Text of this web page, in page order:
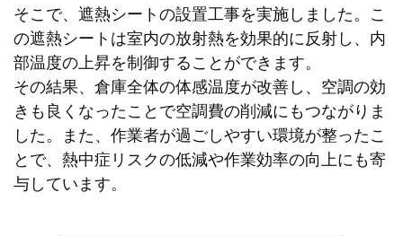
そこで、遮熱シートの設置工事を実施しました。こ
の遮熱シートは室内の放射熱を効果的に反射し、内
部温度の上昇を制御することができます。
その結果、倉庫全体の体感温度が改善し、空調の効
きも良くなったことで空調費の削減にもつながりま
した。また、作業者が過ごしやすい環境が整ったこ
とで、熱中症リスクの低減や作業効率の向上にも寄
与しています。